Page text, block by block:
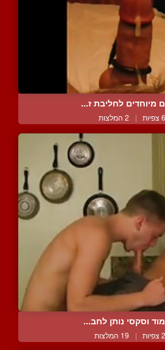
מיוחדים לחליבת ז...
| 2 המלצות
וסקסי נותן לחב...
| 19 המלצות